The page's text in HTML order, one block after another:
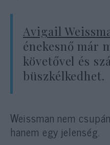
Avigail
énekesnő már
követővel és
büszkélkedhet.
Weissman nem
hanem egy jelenség.